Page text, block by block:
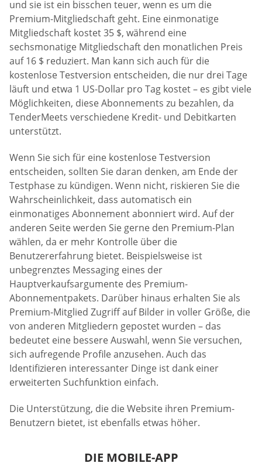
und sie ist ein bisschen teuer, wenn es um die
Premium-Mitgliedschaft geht. Eine einmonatige
Mitgliedschaft kostet 35 $, während eine
sechsmonatige Mitgliedschaft den monatlichen Preis
auf 16 $ reduziert. Man kann sich auch für die
kostenlose Testversion entscheiden, die nur drei Tage
läuft und etwa 1 US-Dollar pro Tag kostet – es gibt viele
Möglichkeiten, diese Abonnements zu bezahlen, da
TenderMeets verschiedene Kredit- und Debitkarten
unterstützt.
Wenn Sie sich für eine kostenlose Testversion
entscheiden, sollten Sie daran denken, am Ende der
Testphase zu kündigen. Wenn nicht, riskieren Sie die
Wahrscheinlichkeit, dass automatisch ein
einmonatiges Abonnement abonniert wird. Auf der
anderen Seite werden Sie gerne den Premium-Plan
wählen, da er mehr Kontrolle über die
Benutzererfahrung bietet. Beispielsweise ist
unbegrenztes Messaging eines der
Hauptverkaufsargumente des Premium-
Abonnementpakets. Darüber hinaus erhalten Sie als
Premium-Mitglied Zugriff auf Bilder in voller Größe, die
von anderen Mitgliedern gepostet wurden – das
bedeutet eine bessere Auswahl, wenn Sie versuchen,
sich aufregende Profile anzusehen. Auch das
Identifizieren interessanter Dinge ist dank einer
erweiterten Suchfunktion einfach.
Die Unterstützung, die die Website ihren Premium-
Benutzern bietet, ist ebenfalls etwas höher.
DIE MOBILE-APP